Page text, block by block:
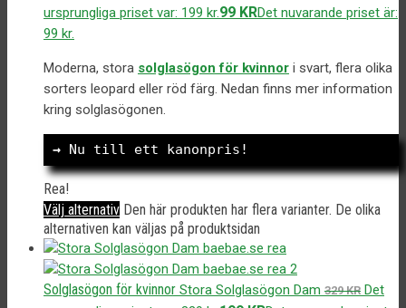
ursprungliga priset var: 199 kr.99 KRDet nuvarande priset är:
99 kr.
Moderna, stora solglasögon för kvinnor i svart, flera olika
sorters leopard eller röd färg. Nedan finns mer information
kring solglasögonen.
→ Nu till ett kanonpris!
Rea!
Välj alternativ Den här produkten har flera varianter. De olika
alternativen kan väljas på produktsidan
Solglasögon för kvinnor Stora Solglasögon Dam 329KR Det